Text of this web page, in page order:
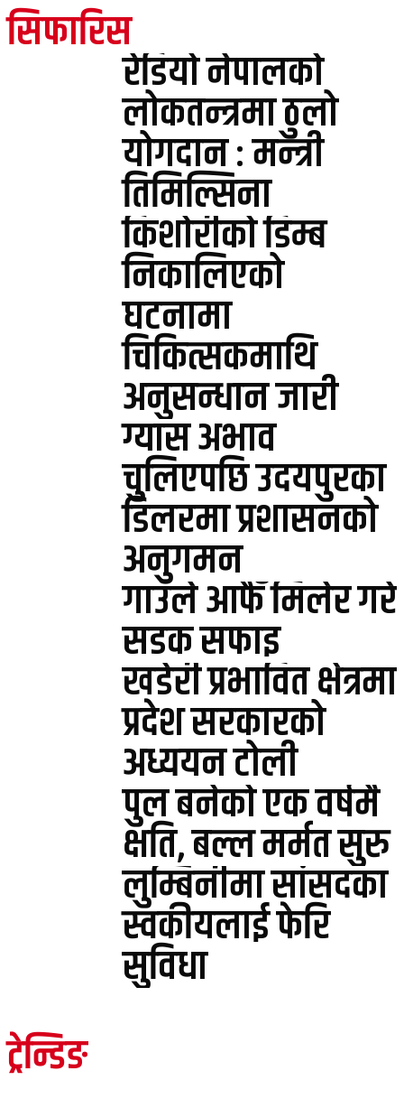
सिफारिस
रेडियो नेपालको
लोकतन्त्रमा ठुलो
योगदान : मन्त्री
तिमिल्सिना
किशोरीको डिम्ब
निकालिएको
घटनामा
चिकित्सकमाथि
अनुसन्धान जारी
ग्यास अभाव
चुलिएपछि उदयपुरका
डिलरमा प्रशासनको
अनुगमन
गाउँले आफैँ मिलेर गरे
सडक सफाइ
खडेरी प्रभावित क्षेत्रमा
प्रदेश सरकारको
अध्ययन टोली
पुल बनेको एक वर्षमै
क्षति, बल्ल मर्मत सुरु
लुम्बिनीमा सांसदका
स्वकीयलाई फेरि
सुविधा
ट्रेन्डिङ